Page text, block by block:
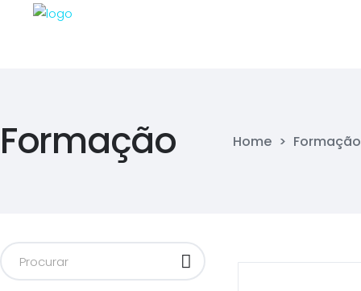
Formação Home > Formação